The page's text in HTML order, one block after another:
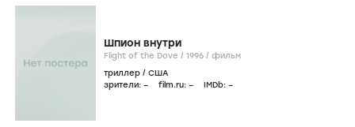
Шпион внутри
Flight of the Dove / 1996 / фильм
триллер / США
зрители: – film.ru: – IMDb: –